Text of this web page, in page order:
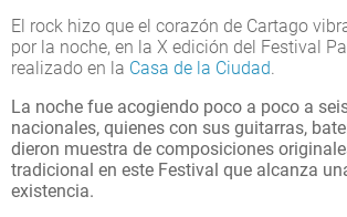
El rock hizo que el corazón de Cartago
por la noche, en la X edición del Festival
realizado en la Casa de la Ciudad.
La noche fue acogiendo poco a poco a
nacionales, quienes con sus guitarras,
dieron muestra de composiciones
tradicional en este Festival que alcanza
existencia.